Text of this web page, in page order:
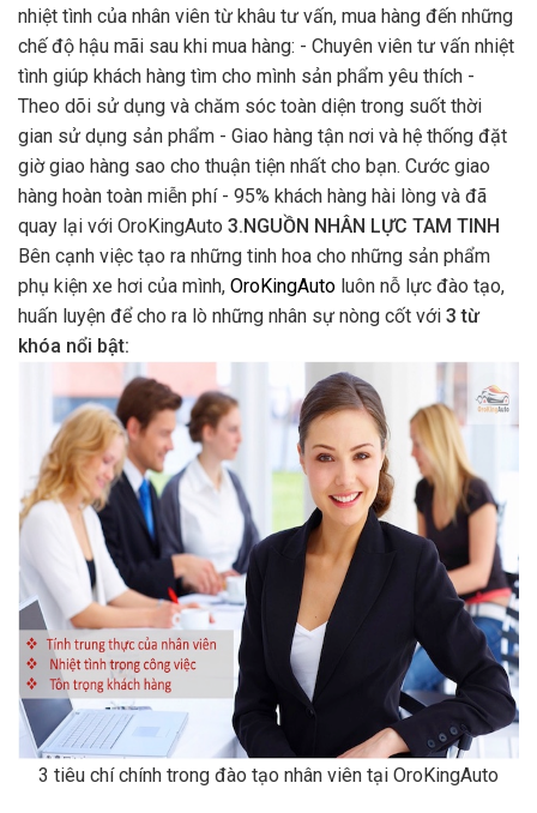
nhiệt tình của nhân viên từ khâu tư vấn, mua hàng đến những
chế độ hậu mãi sau khi mua hàng: - Chuyên viên tư vấn nhiệt
tình giúp khách hàng tìm cho mình sản phẩm yêu thích -
Theo dõi sử dụng và chăm sóc toàn diện trong suốt thời
gian sử dụng sản phẩm - Giao hàng tận nơi và hệ thống đặt
giờ giao hàng sao cho thuận tiện nhất cho bạn. Cước giao
hàng hoàn toàn miễn phí - 95% khách hàng hài lòng và đã
quay lại với OroKingAuto 3.NGUỒN NHÂN LỰC TAM TINH
Bên cạnh việc tạo ra những tinh hoa cho những sản phẩm
phụ kiện xe hơi của mình, OroKingAuto luôn nỗ lực đào tạo,
huấn luyện để cho ra lò những nhân sự nòng cốt với 3 từ
khóa nổi bật:
3 tiêu chí chính trong đào tạo nhân viên tại OroKingAuto